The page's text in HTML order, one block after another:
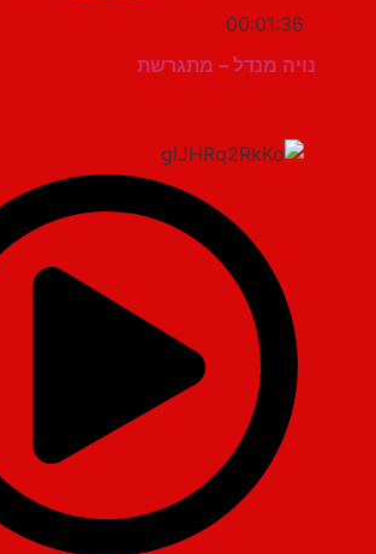
00:01:36
נויה מנדל – מתגרשת